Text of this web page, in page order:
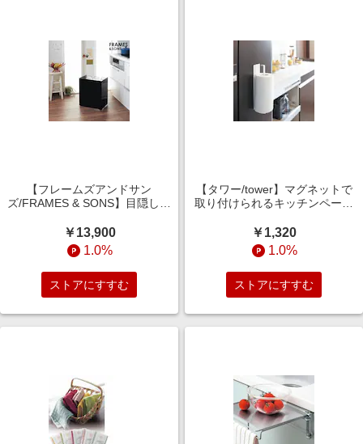
【フレームズアンドサン
ズ/FRAMES & SONS】目隠しモ
別ゴミ箱】
￥13,900
1.0%
ストアにすすむ
【タワー/tower】マグネットで
取り付けられるキッチンペーパ
￥1,320
1.0%
ストアにすすむ